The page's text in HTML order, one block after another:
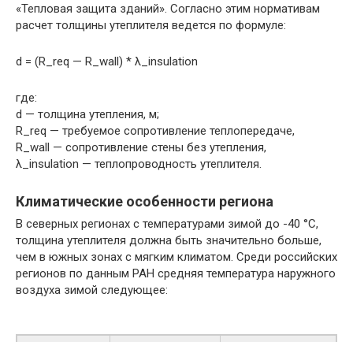
«Тепловая защита зданий». Согласно этим нормативам
расчет толщины утеплителя ведется по формуле:
d = (R_req — R_wall) * λ_insulation
где:
d — толщина утепления, м;
R_req — требуемое сопротивление теплопередаче,
R_wall — сопротивление стены без утепления,
λ_insulation — теплопроводность утеплителя.
Климатические особенности региона
В северных регионах с температурами зимой до -40 °C,
толщина утеплителя должна быть значительно больше,
чем в южных зонах с мягким климатом. Среди российских
регионов по данным РАН средняя температура наружного
воздуха зимой следующее: